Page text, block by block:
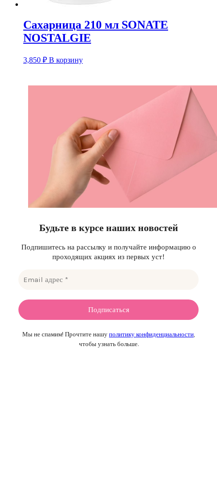
Сахарница 210 мл SONATE
NOSTALGIE
3,850 ₽ В корзину
Будьте в курсе наших новостей
Подпишитесь на рассылку и получайте информацию о
проходящих акциях из первых уст!
Мы не спамим! Прочтите нашу политику конфиденциальности
чтобы узнать больше.